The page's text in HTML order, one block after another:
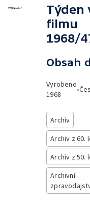
Týden
filmu
1968/
Obsah
Vyrobeno
1968
•
Archiv
Archiv z 60.
Archiv z 50.
Archivní